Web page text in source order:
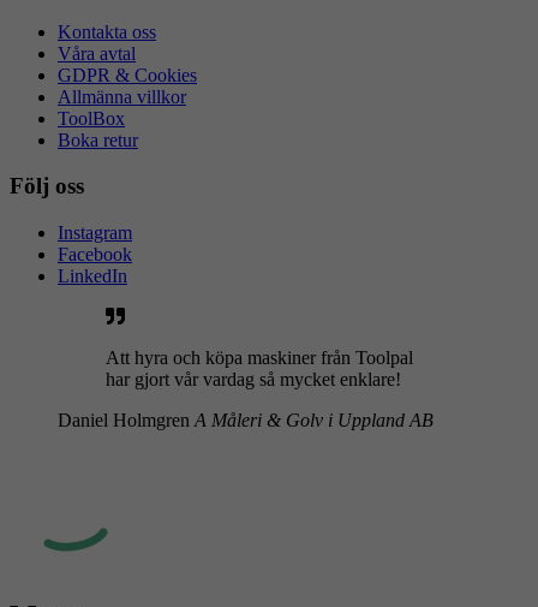
Kontakta oss
Våra avtal
GDPR & Cookies
Allmänna villkor
ToolBox
Boka retur
Följ oss
Instagram
Facebook
LinkedIn
Att hyra och köpa maskiner från Toolpal
har gjort vår vardag så mycket enklare!
Daniel Holmgren A Måleri & Golv i Uppland AB